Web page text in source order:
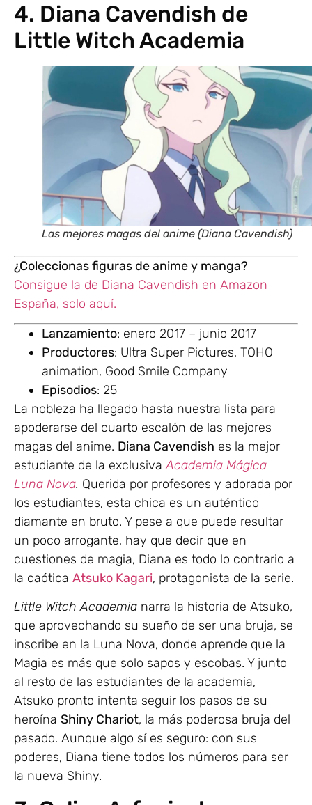
4. Diana Cavendish de
Little Witch Academia
Las mejores magas del anime (Diana Cavendish)
¿Coleccionas figuras de anime y manga?
Consigue la de Diana Cavendish en Amazon
España, solo aquí.
Lanzamiento: enero 2017 – junio 2017
Productores: Ultra Super Pictures, TOHO
animation, Good Smile Company
Episodios: 25
La nobleza ha llegado hasta nuestra lista para
apoderarse del cuarto escalón de las mejores
magas del anime. Diana Cavendish es la mejor
estudiante de la exclusivaAcademia Mágica
Luna Nova. Querida por profesores y adorada por
los estudiantes, esta chica es un auténtico
diamante en bruto. Y pese a que puede resultar
un poco arrogante, hay que decir que en
cuestiones de magia, Diana es todo lo contrario a
la caótica Atsuko Kagari, protagonista de la serie.
Little Witch Academia narra la historia de Atsuko,
que aprovechando su sueño de ser una bruja, se
inscribe en la Luna Nova, donde aprende que la
Magia es más que solo sapos y escobas. Y junto
al resto de las estudiantes de la academia,
Atsuko pronto intenta seguir los pasos de su
heroína Shiny Chariot, la más poderosa bruja del
pasado. Aunque algo sí es seguro: con sus
poderes, Diana tiene todos los números para ser
la nueva Shiny.